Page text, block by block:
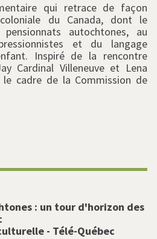
qui retrace de façon
du Canada, dont le
autochtones, au
et du langage
Inspiré de la rencontre
Cardinal Villeneuve et Lena
le cadre de la Commission de
: un tour d'horizon des
- Télé-Québec